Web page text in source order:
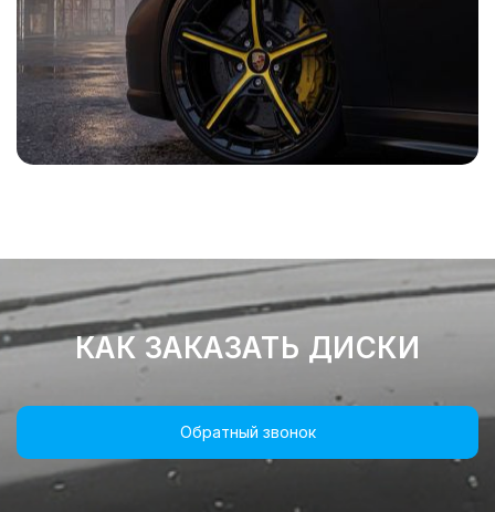
КАК ЗАКАЗАТЬ ДИСКИ
Обратный звонок